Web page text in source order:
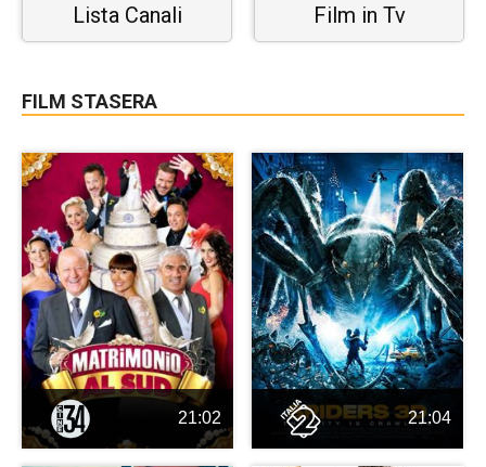
Lista Canali Film in Tv
FILM STASERA
21:02 21:04